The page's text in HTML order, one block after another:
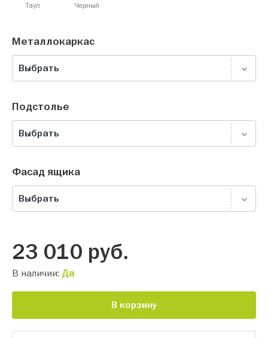
Тауп Черный
Металлокаркас
Выбрать
Подстолье
Выбрать
Фасад ящика
Выбрать
23 010 руб.
В наличии: Да
В корзину